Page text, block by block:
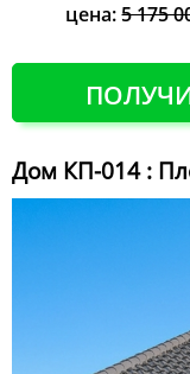
цена:5 175
Дом КП-014 :